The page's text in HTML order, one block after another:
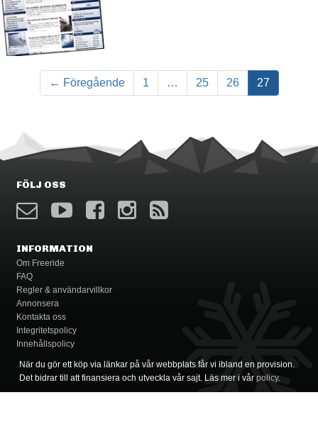
← Föregående 1 … 25 26 27
FÖLJ OSS
INFORMATION
Om Freeride
FAQ
Regler & användarvillkor
Annonsera
Kontakta oss
Integritetspolicy
Innehållspolicy
När du gör ett köp via länkar på vår webbplats får vi ibland en provision.
Det bidrar till att finansiera och utveckla vår sajt. Läs mer i vår policy.